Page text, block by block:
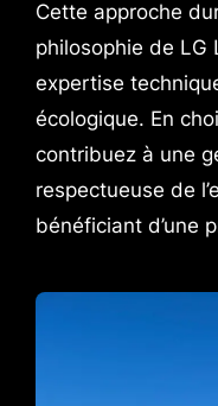
Cette approche
philosophie de LG
expertise
écologique. En
contribuez à une
respectueuse de
bénéficiant d’une